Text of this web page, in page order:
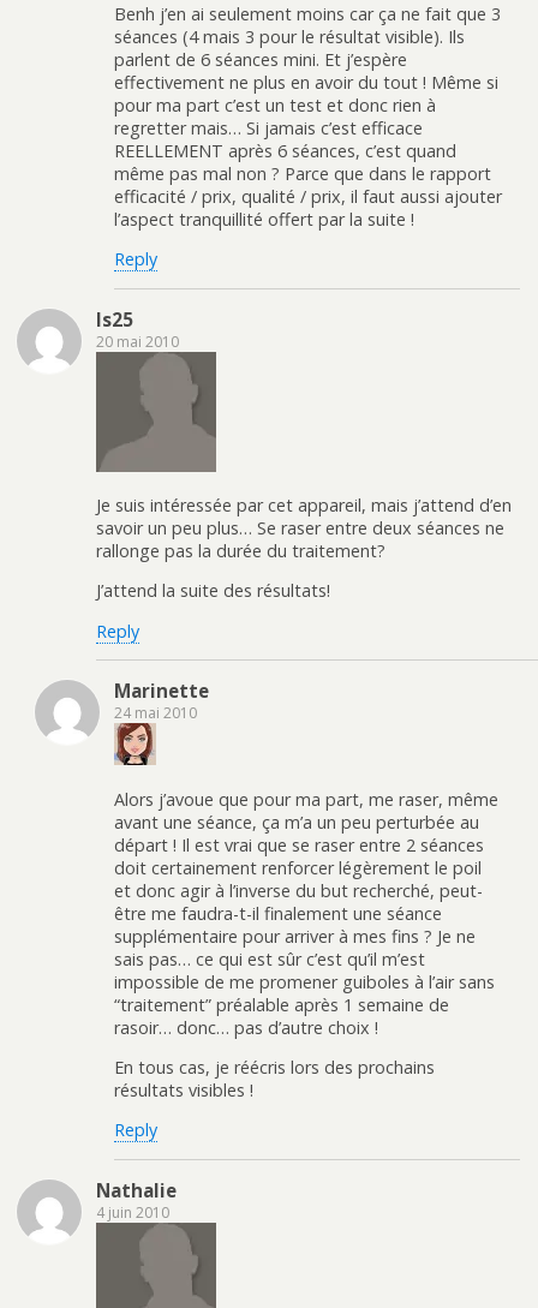
Benh j’en ai seulement moins car ça ne fait que 3
séances (4 mais 3 pour le résultat visible). Ils
parlent de 6 séances mini. Et j’espère
effectivement ne plus en avoir du tout ! Même si
pour ma part c’est un test et donc rien à
regretter mais… Si jamais c’est efficace
REELLEMENT après 6 séances, c’est quand
même pas mal non ? Parce que dans le rapport
efficacité / prix, qualité / prix, il faut aussi ajouter
l’aspect tranquillité offert par la suite !
Reply
ls25
20 mai 2010
Je suis intéressée par cet appareil, mais j’attend d’en
savoir un peu plus… Se raser entre deux séances ne
rallonge pas la durée du traitement?
J’attend la suite des résultats!
Reply
Marinette
24 mai 2010
Alors j’avoue que pour ma part, me raser, même
avant une séance, ça m’a un peu perturbée au
départ ! Il est vrai que se raser entre 2 séances
doit certainement renforcer légèrement le poil
et donc agir à l’inverse du but recherché, peut-
être me faudra-t-il finalement une séance
supplémentaire pour arriver à mes fins ? Je ne
sais pas… ce qui est sûr c’est qu’il m’est
impossible de me promener guiboles à l’air sans
“traitement” préalable après 1 semaine de
rasoir… donc… pas d’autre choix !
En tous cas, je réécris lors des prochains
résultats visibles !
Reply
Nathalie
4 juin 2010